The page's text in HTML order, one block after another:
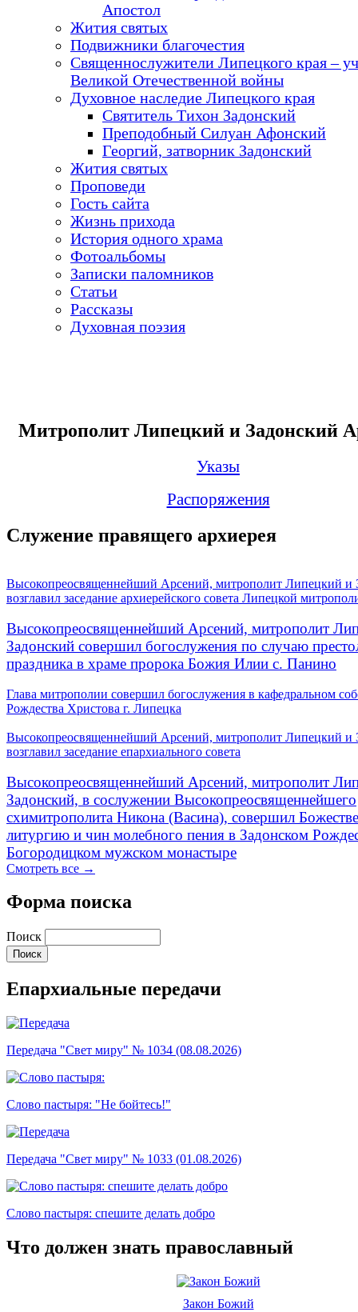
Апостол
Жития святых
Подвижники благочестия
Священнослужители Липецкого края –
Великой Отечественной войны
Духовное наследие Липецкого края
Святитель Тихон Задонский
Преподобный Силуан Афонский
Георгий, затворник Задонский
Жития святых
Проповеди
Гость сайта
Жизнь прихода
История одного храма
Фотоальбомы
Записки паломников
Статьи
Рассказы
Духовная поэзия
Митрополит Липецкий и Задонский
Указы
Распоряжения
Служение правящего архиерея
Высокопреосвященнейший Арсений, митрополит Липецкий и
возглавил заседание архиерейского совета Липецкой
Высокопреосвященнейший Арсений, митрополит
Задонский совершил богослужения по случаю
праздника в храме пророка Божия Илии с. Панино
Глава митрополии совершил богослужения в кафедральном
Рождества Христова г. Липецка
Высокопреосвященнейший Арсений, митрополит Липецкий и
возглавил заседание епархиального совета
Высокопреосвященнейший Арсений, митрополит
Задонский, в сослужении Высокопреосвященнейшего
схимитрополита Никона (Васина), совершил
литургию и чин молебного пения в Задонском
Богородицком мужском монастыре
Смотреть все →
Форма поиска
Поиск
Епархиальные передачи
Передача "Свет миру" № 1034 (08.08.2026)
Слово пастыря: "Не бойтесь!"
Передача "Свет миру" № 1033 (01.08.2026)
Слово пастыря: спешите делать добро
Что должен знать православный
Закон Божий